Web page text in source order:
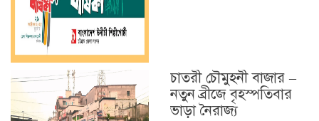
চাতরী চৌমুহনী বাজার –
নতুন ব্রীজে বৃহস্পতিবার
ভাড়া নৈরাজ্য